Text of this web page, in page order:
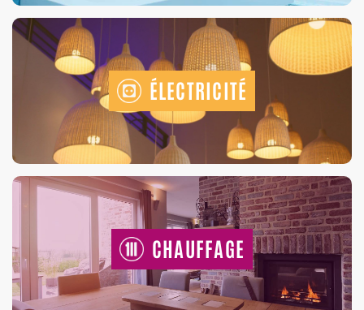
ÉLECTRICITÉ
CHAUFFAGE